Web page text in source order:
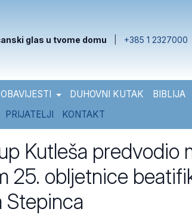
glas u tvome domu +385 1 2327000
DUHOVNI KUTAK
BIBLIJA
PRIJATELJI KONTAKT
Kutleša predvodio
25. obljetnice
Stepinca